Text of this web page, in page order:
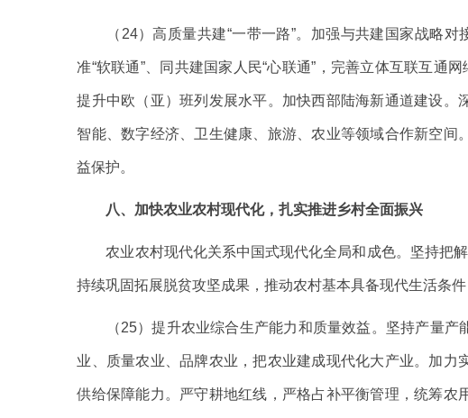
（24）高质量共建“一带一路”。加强与共建国家战略对
准“软联通”、同共建国家人民“心联通”，完善立体互联互通
提升中欧（亚）班列发展水平。加快西部陆海新通道建设
智能、数字经济、卫生健康、旅游、农业等领域合作新空
益保护。
八、加快农业农村现代化，扎实推进乡村全面振兴
农业农村现代化关系中国式现代化全局和成色。坚持把解
持续巩固拓展脱贫攻坚成果，推动农村基本具备现代生活条件
（25）提升农业综合生产能力和质量效益。坚持产量产
业、质量农业、品牌农业，把农业建成现代化大产业。加
供给保障能力。严守耕地红线，严格占补平衡管理，统筹